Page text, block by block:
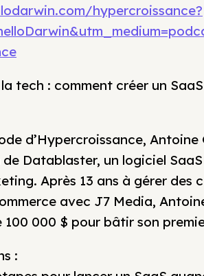
hypercroissance?
la tech : comment créer un
d’Hypercroissance,
Datablaster, un logiciel
Après 13 ans à gérer des
avec J7 Media,
100 000 $ pour bâtir son
: